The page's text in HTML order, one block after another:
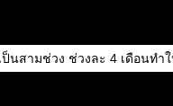
นสามช่วง ช่วงละ 4 เดือนทำ